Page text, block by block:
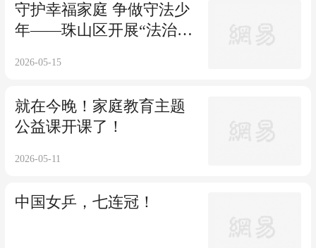
守护幸福家庭 争做守法少
年——珠山区开展“法治护
动
2026-05-15
就在今晚！家庭教育主题
公益课开课了！
2026-05-11
中国女乒，七连冠！